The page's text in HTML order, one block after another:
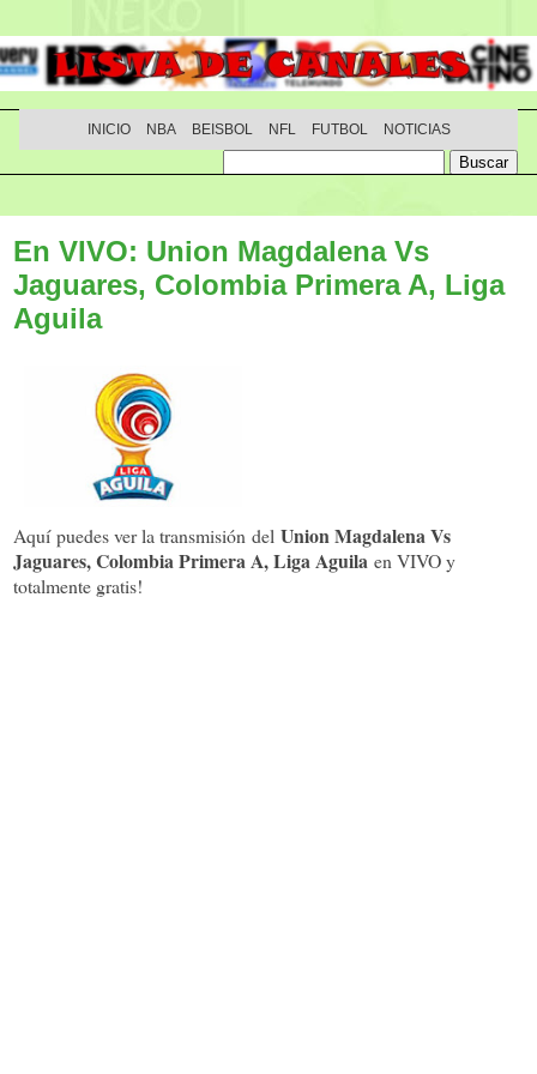
INICIO NBA BEISBOL NFL FUTBOL NOTICIAS
En VIVO: Union Magdalena Vs
Jaguares, Colombia Primera A, Liga
Aguila
Aquí puedes ver la transmisión del Union Magdalena Vs
Jaguares, Colombia Primera A, Liga Aguila en VIVO y
totalmente gratis!